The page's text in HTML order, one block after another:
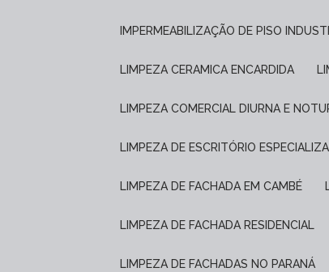
IMPERMEABILIZAÇÃO DE PISO
LIMPEZA CERAMICA ENCARDIDA
LIMPEZA COMERCIAL DIURNA E
LIMPEZA DE ESCRITÓRIO
LIMPEZA DE FACHADA EM CAMBÉ
LIMPEZA DE FACHADA RESIDENCIAL
LIMPEZA DE FACHADAS NO PARANÁ